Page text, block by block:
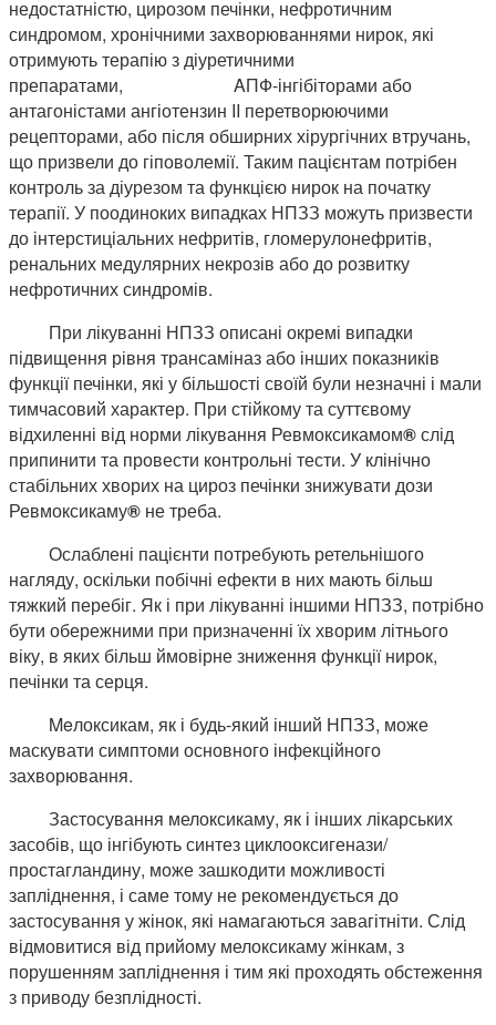
недостатністю, цирозом печінки, нефротичним
синдромом, хронічними захворюваннями нирок, які
отримують терапію з діуретичними
препаратами, AПФ-інгібіторами або
антагоністами ангіотензин II перетворюючими
рецепторами, або після обширних хірургічних втручань,
що призвели до гіповолемії. Таким пацієнтам потрібен
контроль за діурезом та функцією нирок на початку
терапії. У поодиноких випадках НПЗЗ можуть призвести
до інтерстиціальних нефритів, гломерулонефритів,
ренальних медулярних некрозів або до розвитку
нефротичних синдромів.
При лікуванні НПЗЗ описані окремі випадки
підвищення рівня трансаміназ або інших показників
функції печінки, які у більшості своїй були незначні і мали
тимчасовий характер. При стійкому та суттєвому
відхиленні від норми лікування Ревмоксикамом®слід
припинити та провести контрольні тести. У клінічно
стабільних хворих на цироз печінки знижувати дози
Ревмоксикаму® не треба.
Ослаблені пацієнти потребують ретельнішого
нагляду, оскільки побічні ефекти в них мають більш
тяжкий перебіг. Як і при лікуванні іншими НПЗЗ, потрібно
бути обережними при призначенні їх хворим літнього
віку, в яких більш ймовірне зниження функції нирок,
печінки та серця.
Meлоксикам, як і будь-який інший НПЗЗ, може
маскувати симптоми основного інфекційного
захворювання.
Застосування мелоксикаму, як і інших лікарських
засобів, що інгібують синтез циклооксигенази/
простагландину, може зашкодити можливості
запліднення, і саме тому не рекомендується до
застосування у жінок, які намагаються завагітніти. Слід
відмовитися від прийому мелоксикаму жінкам, з
порушенням запліднення і тим які проходять обстеження
з приводу безплідності.